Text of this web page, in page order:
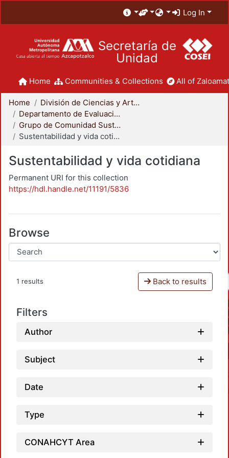
Log In
Secretaría de
Unidad
Home Communities & Collections All of
Home
División de Ciencias y Artes para el Diseño
Departamento de Evaluación del Diseño en el Tiempo
Grupo de Comunidad Sustentable
Sustentabilidad y vida cotidiana
Sustentabilidad y vida cotidiana
Permanent URI for this collection
https://hdl.handle.net/11191/5836
Browse
1 results Back to results
Filters
Author
Subject
Date
Type
CONAHCYT Area